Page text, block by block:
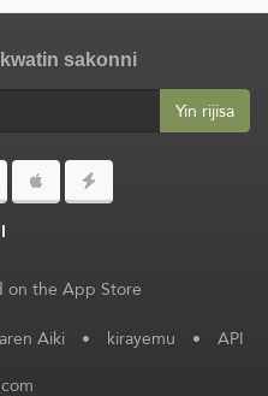
sakonni
Yin rijisa
Aiki • kirayemu • API